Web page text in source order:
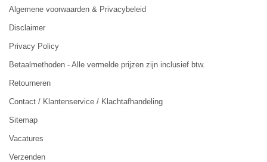
Algemene voorwaarden & Privacybeleid
Disclaimer
Privacy Policy
Betaalmethoden - Alle vermelde prijzen zijn inclusief btw.
Retourneren
Contact / Klantenservice / Klachtafhandeling
Sitemap
Vacatures
Verzenden